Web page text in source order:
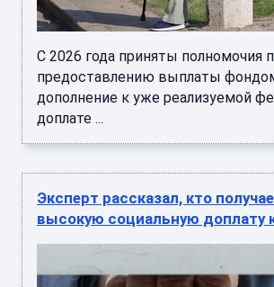
С 2026 года приняты полномочия
предоставлению выплаты
дополнение к уже реализуемой
доплате ...
Эксперт рассказал, кто
высокую социальную доплату